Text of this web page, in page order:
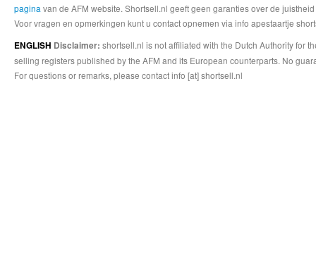
pagina van de AFM website. Shortsell.nl geeft geen garanties over de
Voor vragen en opmerkingen kunt u contact opnemen via info apestaartje
ENGLISH Disclaimer: shortsell.nl is not affiliated with the Dutch Authority for
selling registers published by the AFM and its European counterparts. No
For questions or remarks, please contact info [at] shortsell.nl